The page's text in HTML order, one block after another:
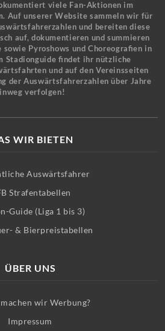
viele Fan-Aktionen im
Auf unserer Website sammeln wir für
und bereiten diese
auf, dokumentieren und summieren
Pyroshows und Choreografien in
Stadionguide findet ihr nützliche
und auf den Vereinsseiten
der Auswärtsfahrerzahlen über Jahre
verfolgen!
WIR BIETEN
Auswärtsfahrer
Strafentabellen
Guide (Liga 1 bis 3)
& Bierpreistabellen
ÜBER UNS
wir Werbung?
Impressum